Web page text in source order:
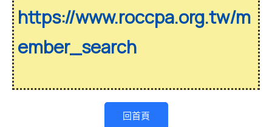
https://www.roccpa.org.tw/m
ember_search
回首頁